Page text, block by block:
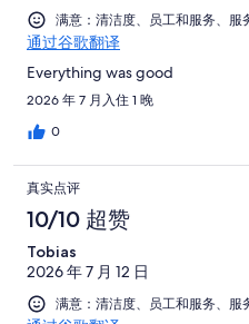
满意：清洁度、员工和服务、服
通过谷歌翻译
Everything was good
2026 年 7 月入住 1 晚
0
真实点评
10/10 超赞
Tobias
2026 年 7 月 12 日
满意：清洁度、员工和服务、服